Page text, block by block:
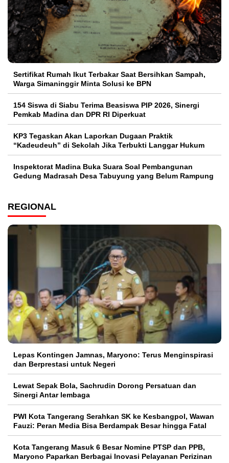
Sertifikat Rumah Ikut Terbakar Saat Bersihkan Sampah,
Warga Simaninggir Minta Solusi ke BPN
154 Siswa di Siabu Terima Beasiswa PIP 2026, Sinergi
Pemkab Madina dan DPR RI Diperkuat
KP3 Tegaskan Akan Laporkan Dugaan Praktik
“Kadeudeuh” di Sekolah Jika Terbukti Langgar Hukum
Inspektorat Madina Buka Suara Soal Pembangunan
Gedung Madrasah Desa Tabuyung yang Belum Rampung
REGIONAL
Lepas Kontingen Jamnas, Maryono: Terus Menginspirasi
dan Berprestasi untuk Negeri
Lewat Sepak Bola, Sachrudin Dorong Persatuan dan
Sinergi Antar lembaga
PWI Kota Tangerang Serahkan SK ke Kesbangpol, Wawan
Fauzi: Peran Media Bisa Berdampak Besar hingga Fatal
Kota Tangerang Masuk 6 Besar Nomine PTSP dan PPB,
Maryono Paparkan Berbagai Inovasi Pelayanan Perizinan